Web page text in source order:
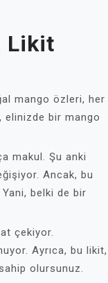
Likit
mango özleri, her
elinizde bir mango
makul. Şu anki
Ancak, bu
Yani, belki de bir
çekiyor.
Ayrıca, bu likit,
olursunuz.